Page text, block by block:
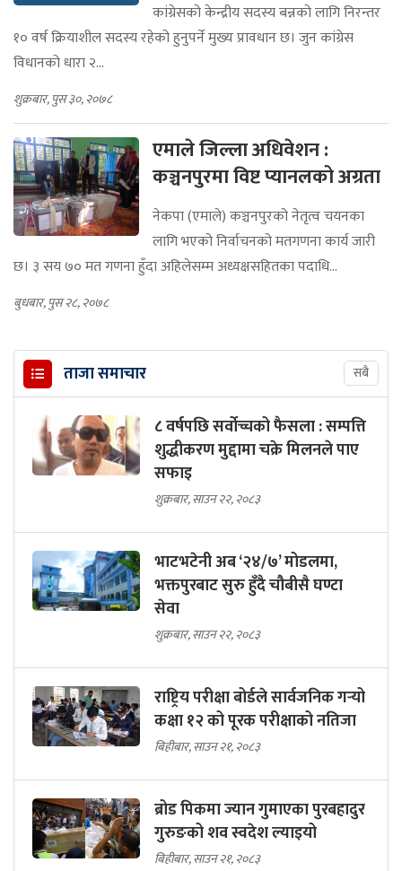
कांग्रेसको केन्द्रीय सदस्य बन्नको लागि निरन्तर
१० वर्ष क्रियाशील सदस्य रहेको हुनुपर्ने मुख्य प्रावधान छ। जुन कांग्रेस
विधानको धारा २...
शुक्रबार, पुस ३०, २०७८
एमाले जिल्ला अधिवेशन :
कञ्चनपुरमा विष्ट प्यानलको अग्रता
नेकपा (एमाले) कञ्चनपुरको नेतृत्व चयनका
लागि भएको निर्वाचनको मतगणना कार्य जारी
छ। ३ सय ७० मत गणना हुँदा अहिलेसम्म अध्यक्षसहितका पदाधि...
बुधबार, पुस २८, २०७८
ताजा समाचार सबै
८ वर्षपछि सर्वोच्चको फैसला : सम्पत्ति
शुद्धीकरण मुद्दामा चक्रे मिलनले पाए
सफाइ
शुक्रबार, साउन २२, २०८३
भाटभटेनी अब ‘२४/७’ मोडलमा,
भक्तपुरबाट सुरु हुँदै चौबीसै घण्टा
सेवा
शुक्रबार, साउन २२, २०८३
राष्ट्रिय परीक्षा बोर्डले सार्वजनिक गर्‍यो
कक्षा १२ को पूरक परीक्षाको नतिजा
बिहीबार, साउन २१, २०८३
ब्रोड पिकमा ज्यान गुमाएका पुरबहादुर
गुरुङको शव स्वदेश ल्याइयो
बिहीबार, साउन २१, २०८३